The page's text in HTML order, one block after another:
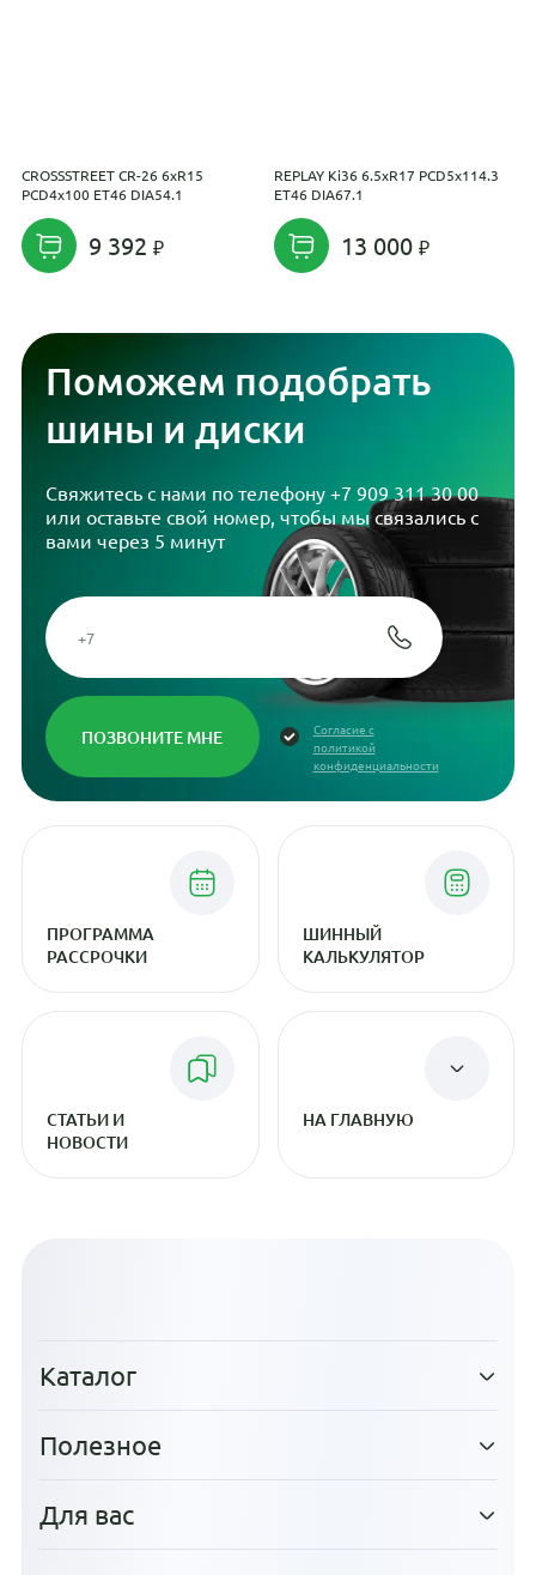
CROSSSTREET CR-26 6xR15
PCD4x100 ET46 DIA54.1
9 392
REPLAY Ki36 6.5xR17 PCD5x114.3
ET46 DIA67.1
13 000
Поможем подобрать
шины и диски
Свяжитесь с нами по телефону +7 909 311 30 00
или оставьте свой номер, чтобы мы связались с
вами через 5 минут
Согласие с
политикой
конфиденциальности
ПРОГРАММА
РАССРОЧКИ
ШИННЫЙ
КАЛЬКУЛЯТОР
СТАТЬИ И
НОВОСТИ
НА ГЛАВНУЮ
Каталог
Полезное
Для вас